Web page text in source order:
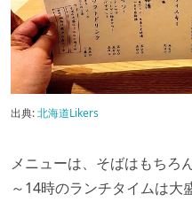
出典:北海道Likers
メニューは、そばはもちろ
～14時のランチタイムは大